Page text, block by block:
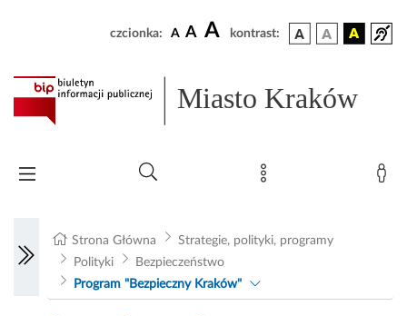
czcionka: A A A kontrast:
Miasto Kraków
Strona Główna
Strategie, polityki, programy
Polityki
Bezpieczeństwo
Program "Bezpieczny Kraków"